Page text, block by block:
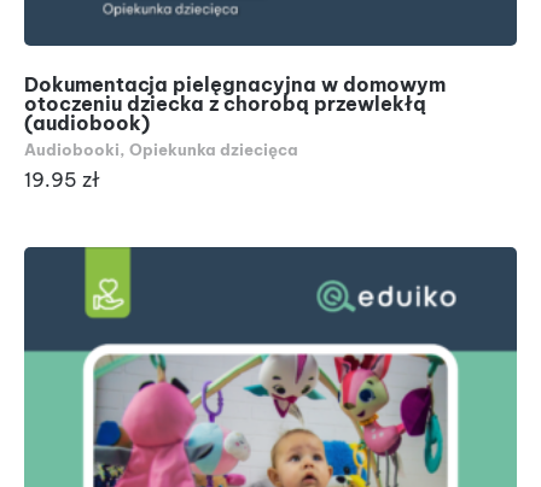
Dokumentacja pielęgnacyjna w domowym
otoczeniu dziecka z chorobą przewlekłą
(audiobook)
Audiobooki, Opiekunka dziecięca
19.95 zł